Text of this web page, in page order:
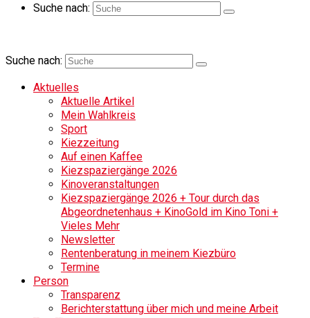
Suche nach:
Suche nach:
Aktuelles
Aktuelle Artikel
Mein Wahlkreis
Sport
Kiezzeitung
Auf einen Kaffee
Kiezspaziergänge 2026
Kinoveranstaltungen
Kiezspaziergänge 2026 + Tour durch das
Abgeordnetenhaus + KinoGold im Kino Toni +
Vieles Mehr
Newsletter
Rentenberatung in meinem Kiezbüro
Termine
Person
Transparenz
Berichterstattung über mich und meine Arbeit